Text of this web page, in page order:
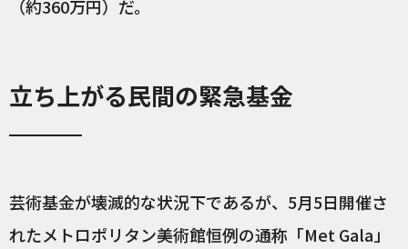
（約360万円）だ。
立ち上がる民間の緊急基金
芸術基金が壊滅的な状況下であるが、5月5日開催さ
れたメトロポリタン美術館恒例の通称「Met Gala」